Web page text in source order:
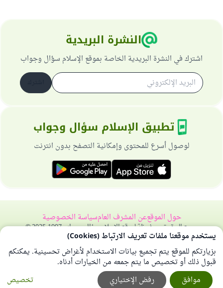
النشرة البريدية
اشترك في النشرة البريدية الخاصة بموقع الإسلام سؤال وجواب
تطبيق الإسلام سؤال وجواب
لوصول أسرع للمحتوى وإمكانية التصفح بدون انترنت
حول الموقععن المشرف العامسياسة الخصوصية
جميع الحقوق محفوظة لموقع الإسلام سؤال وجواب 1997-2025 ©
يستخدم موقعنا ملفات تعريف الارتباط (Cookies)
بزيارتكم للموقع يتم تجميع بيانات الاستخدام لأغراض تحسينية. يمكنكم
قبول ذلك أو تخصيص ما يتم جمعه من الخيارات أدناه.
تخصيص
رفض الإختياري موافق